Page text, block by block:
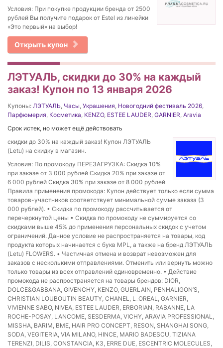
Условия: При покупке продукции бренда от 2500
рублей Вы получите подарок от Estel из линейки
«Это первый» на выбор!
Открыть купон
ЛЭТУАЛЬ, скидки до 30% на каждый
заказ! Купон по 13 января 2026
Купоны: ЛЭТУАЛЬ, Часы, Украшения, Новогодний фестиваль 2026,
Парфюмерия, Косметика, KENZO, ESTEE LAUDER, GARNIER, Aravia
Срок истек, но может ещё действовать
скидки до 30% на каждый заказ! Купон ЛЭТУАЛЬ
(Letu) на скидку в магазин.
Условия: По промокоду ПЕРЕЗАГРУЗКА: Скидка 10%
при заказе от 3 000 рублей Скидка 20% при заказе от
6 000 рублей Скидка 30% при заказе от 8 000 рублей
Правила применения промокода: Купон действует только если сумма
товаров-участников соответствует минимальной сумме заказа (3
000 рублей). • Скидка по промокоду рассчитывается от
перечеркнутой цены • Скидка по промокоду не суммируется со
скидками выше 45% до применения персональных скидок с учетом
ограничений. Данное условие не распространяется на товары, код
продукта которых начинается с букв MPL, а также на бренд ЛЭТУАЛЬ
(Letu) FLOWERS. • Частичная отмена и возврат невозможен для
заказов с несколькими отправлениями. Отменить или вернуть можно
только товары из всех отправлений единовременно. • Действие
промокода не распространяется на товары брендов: DIOR,
DOLCE&GABBANA, GIVENCHY, KENZO, GUERLAIN, PENHALIGON’S,
CHRISTIAN LOUBOUTIN BEAUTY, CHANEL, L_OREAL, GARNIER,
VIVIENNE SABO, NIVEA, ESTEE LAUDER, ERBORIAN, RABANNE, LA
ROCHE-POSAY, LANCOME, SESDERMA, VICHY, ARAVIA PROFESSIONAL,
MISSHA, BARIM, BME, HAIR PRO CONCEPT, RESON, SHANGHAI SONG,
SODA, VEGITERIA, VIA MILANO, HINCE, MARIO BADESCU, TIZIANA
TERENZI, DILIS, CONSTANCIA, K3, ERRE DUE, ESCENTRIC MOLECULES,